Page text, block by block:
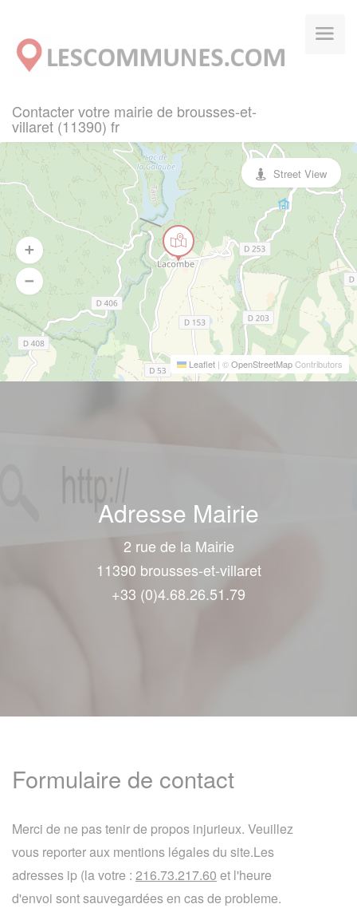
Contacter votre mairie de brousses-et-
villaret (11390) fr
Leaflet | ©OpenStreetMapContributors
Street View
Adresse Mairie
2 rue de la Mairie
11390 brousses-et-villaret
+33 (0)4.68.26.51.79
Formulaire de contact
Merci de ne pas tenir de propos injurieux. Veuillez
vous reporter aux mentions légales du site.Les
adresses ip (la votre : 216.73.217.60 et l'heure
d'envoi sont sauvegardées en cas de probleme.